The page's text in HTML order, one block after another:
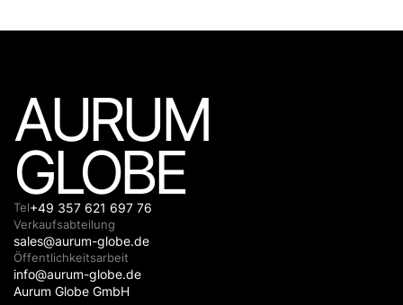
AURUM
GLOBE
Tel+49 357 621 697 76
Verkaufsabteilung
sales@aurum-globe.de
Öffentlichkeitsarbeit
info@aurum-globe.de
Aurum Globe GmbH